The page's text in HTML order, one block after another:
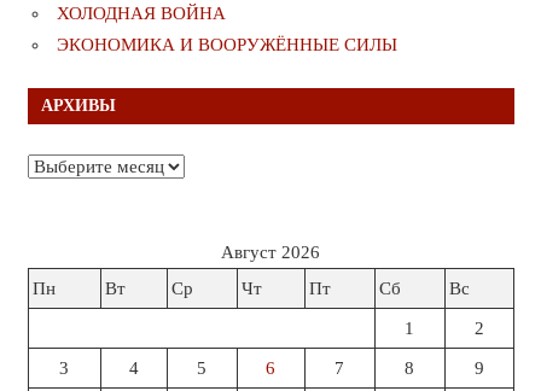
ХОЛОДНАЯ ВОЙНА
ЭКОНОМИКА И ВООРУЖЁННЫЕ СИЛЫ
АРХИВЫ
Архивы
Август 2026
Пн
Вт Ср Чт Пт Сб Вс
1 2
3 4 5 6 7 8 9